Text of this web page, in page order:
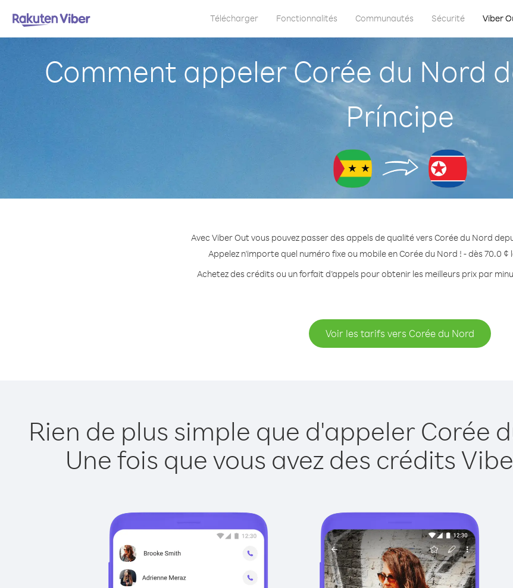
Télécharger Fonctionnalités Communautés Sécurité Viber
Comment appeler Corée du Nord
Príncipe
Avec Viber Out vous pouvez passer des appels de qualité vers Corée du Nord
Appelez n'importe quel numéro fixe ou mobile en Corée du Nord ! - dès 70.0 ¢
Achetez des crédits ou un forfait d’appels pour obtenir les meilleurs prix par
Voir les tarifs vers Corée du Nord
Rien de plus simple que d'appeler Corée
Une fois que vous avez des crédits